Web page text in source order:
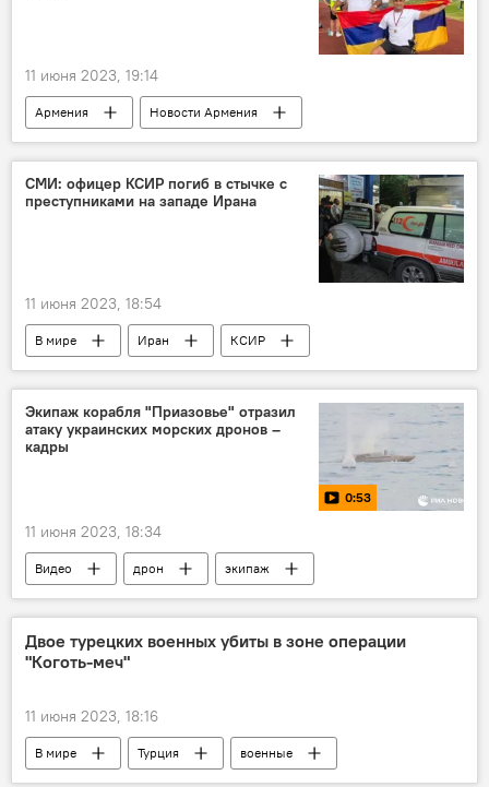
11 июня 2023, 19:14
Армения
Новости Армения
Общество
Спорт
Чехия
Степанян Саркис
турнир
СМИ: офицер КСИР погиб в стычке с
преступниками на западе Ирана
11 июня 2023, 18:54
В мире Иран
КСИР
офицер
Экипаж корабля "Приазовье" отразил
атаку украинских морских дронов –
кадры
0:53
11 июня 2023, 18:34
Видео дрон
экипаж
атака
Двое турецких военных убиты в зоне операции
"Коготь-меч"
11 июня 2023, 18:16
В мире Турция
военные